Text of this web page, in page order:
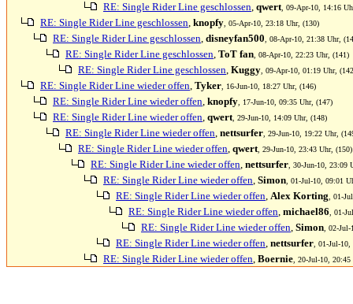
RE: Single Rider Line geschlossen, qwert , 09-Apr-10, 14:16
RE: Single Rider Line geschlossen, knopfy , 05-Apr-10, 23:18 Uhr, (130)
RE: Single Rider Line geschlossen, disneyfan500 , 08-Apr-10, 21:38 Uhr,
RE: Single Rider Line geschlossen, ToT fan , 08-Apr-10, 22:23 Uhr, (141)
RE: Single Rider Line geschlossen, Kuggy , 09-Apr-10, 01:19 Uhr,
RE: Single Rider Line wieder offen, Tyker , 16-Jun-10, 18:27 Uhr, (146)
RE: Single Rider Line wieder offen, knopfy , 17-Jun-10, 09:35 Uhr, (147)
RE: Single Rider Line wieder offen, qwert , 29-Jun-10, 14:09 Uhr, (148)
RE: Single Rider Line wieder offen, nettsurfer , 29-Jun-10, 19:22 Uhr,
RE: Single Rider Line wieder offen, qwert , 29-Jun-10, 23:43 Uhr, (150)
RE: Single Rider Line wieder offen, nettsurfer , 30-Jun-10, 23:09
RE: Single Rider Line wieder offen, Simon , 01-Jul-10, 09:01
RE: Single Rider Line wieder offen, Alex Korting , 01-
RE: Single Rider Line wieder offen, michael86 , 01-
RE: Single Rider Line wieder offen, Simon , 02-
RE: Single Rider Line wieder offen, nettsurfer , 01-Jul-
RE: Single Rider Line wieder offen, Boernie , 20-Jul-10,